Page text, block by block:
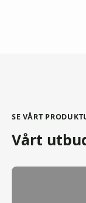
SE VÅRT
Vårt